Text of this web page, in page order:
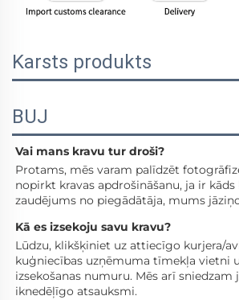
Karsts produkts
BUJ
Vai mans kravu tur droši?
Protams, mēs varam palīdzēt
nopirkt kravas apdrošināšanu, ja ir
zaudējums no piegādātāja, mums
Kā es izsekoju savu kravu?
Lūdzu, klikšķiniet uz attiecīgo kurjera/
kuģniecības uzņēmuma tīmekļa vietni
izsekošanas numuru. Mēs arī
iknedēļīgo atsauksmi.